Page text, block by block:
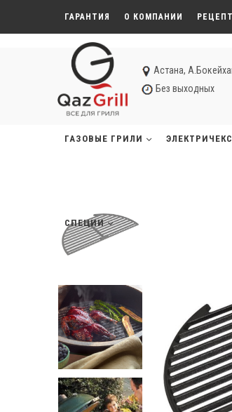
ГАРАНТИЯ О КОМПАНИИ
Астана,
Без выходных
ГАЗОВЫЕ ГРИЛИ
СПЕЦИИ